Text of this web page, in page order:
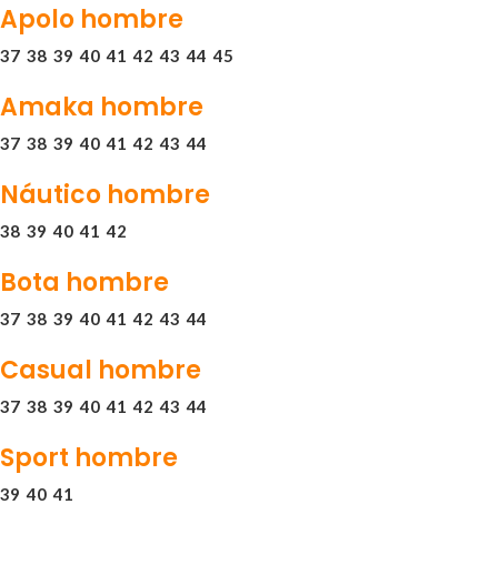
Apolo hombre
37 38 39 40 41 42 43 44 45
Amaka hombre
37 38 39 40 41 42 43 44
Náutico hombre
38 39 40 41 42
Bota hombre
37 38 39 40 41 42 43 44
Casual hombre
37 38 39 40 41 42 43 44
Sport hombre
39 40 41